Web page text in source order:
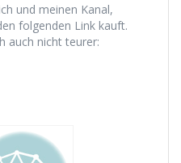
und meinen Kanal,
folgenden Link kauft.
auch nicht teurer: